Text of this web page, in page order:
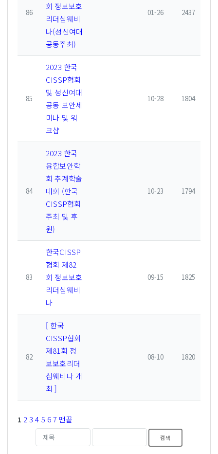
86
회 정보보호
리더십웨비
나(성신여대
공동주최)
01-26 2437
85
2023 한국
CISSP협회
및 성신여대
공동 보안세
미나 및 워
크샵
10-28 1804
84
2023 한국
융합보안학
회 추계학술
대회 (한국
CISSP협회
주최 및 후
원)
10-23 1794
83
한국CISSP
협회 제82
회 정보보호
리더십웨비
나
09-15 1825
82
[ 한국
CISSP협회
제81회 정
보보호리더
십웨비나 개
최 ]
08-10 1820
1 2 3 4 5 67 맨끝